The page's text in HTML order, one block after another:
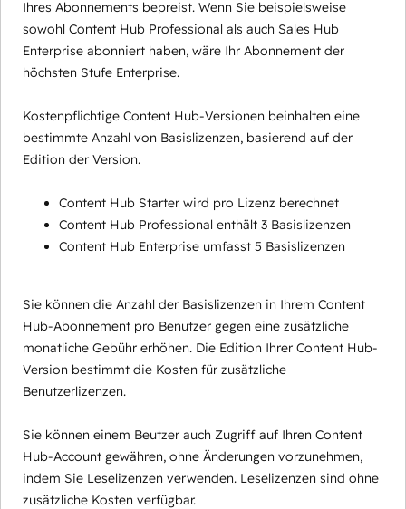
Ihres Abonnements bepreist. Wenn Sie beispielsweise
sowohl Content Hub Professional als auch Sales Hub
Enterprise abonniert haben, wäre Ihr Abonnement der
höchsten Stufe Enterprise.
Kostenpflichtige Content Hub-Versionen beinhalten eine
bestimmte Anzahl von Basislizenzen, basierend auf der
Edition der Version.
Content Hub Starter wird pro Lizenz berechnet
Content Hub Professional enthält 3 Basislizenzen
Content Hub Enterprise umfasst 5 Basislizenzen
Sie können die Anzahl der Basislizenzen in Ihrem Content
Hub-Abonnement pro Benutzer gegen eine zusätzliche
monatliche Gebühr erhöhen. Die Edition Ihrer Content Hub-
Version bestimmt die Kosten für zusätzliche
Benutzerlizenzen.
Sie können einem Beutzer auch Zugriff auf Ihren Content
Hub-Account gewähren, ohne Änderungen vorzunehmen,
indem Sie Leselizenzen verwenden. Leselizenzen sind ohne
zusätzliche Kosten verfügbar.